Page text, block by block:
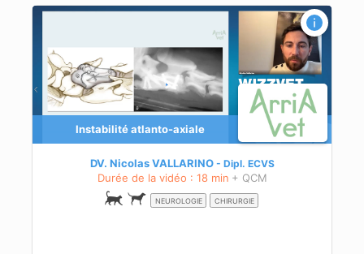
Instabilité atlanto-axiale
DV. Nicolas VALLARINO Dipl. ECVS
Durée de la vidéo : 18 min + QCM
NEUROLOGIE CHIRURGIE